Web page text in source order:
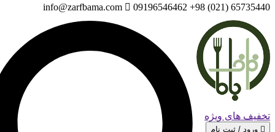
65735440 (021) 98+ 09196546462
info@zarfbama.com
تخفیف های ویژه